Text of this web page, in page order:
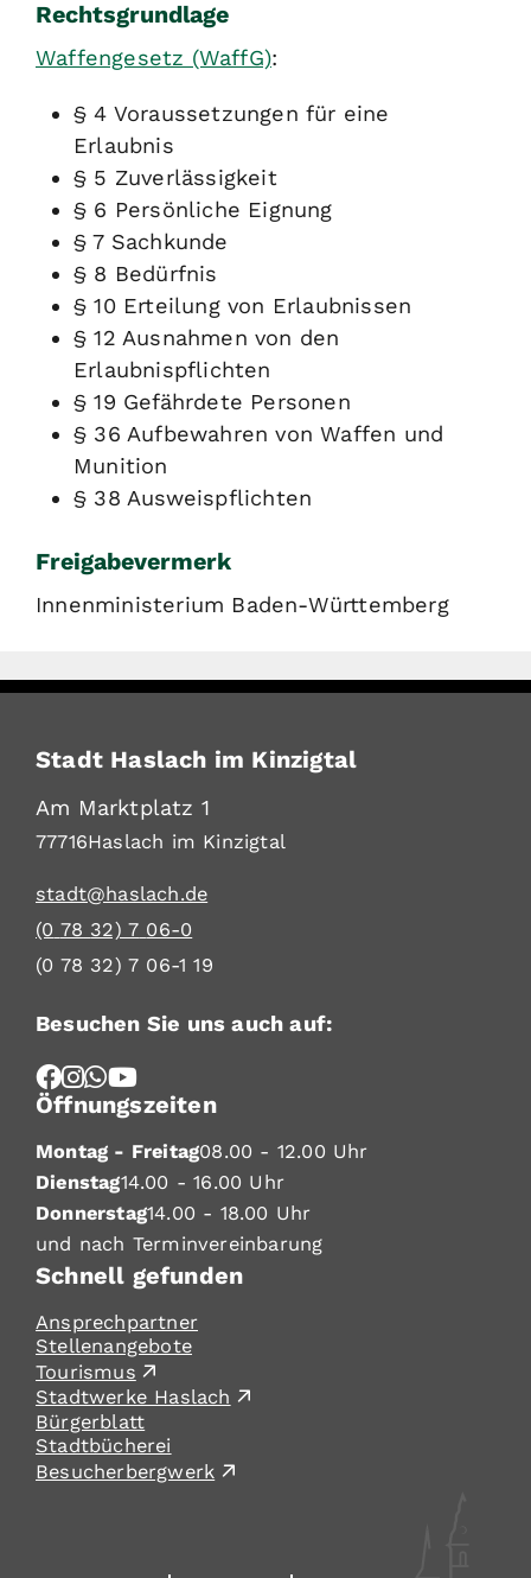
Rechtsgrundlage
Waffengesetz (WaffG):
§ 4 Voraussetzungen für eine
Erlaubnis
§ 5 Zuverlässigkeit
§ 6 Persönliche Eignung
§ 7 Sachkunde
§ 8 Bedürfnis
§ 10 Erteilung von Erlaubnissen
§ 12 Ausnahmen von den
Erlaubnispflichten
§ 19 Gefährdete Personen
§ 36 Aufbewahren von Waffen und
Munition
§ 38 Ausweispflichten
Freigabevermerk
Innenministerium Baden-Württemberg
Stadt Haslach im Kinzigtal
Am Marktplatz 1
77716Haslach im Kinzigtal
stadt@haslach.de
(0 78 32) 7 06-0
(0 78 32) 7 06-1 19
Besuchen Sie uns auch auf:
Öffnungszeiten
Montag - Freitag08.00 - 12.00 Uhr
Dienstag14.00 - 16.00 Uhr
Donnerstag14.00 - 18.00 Uhr
und nach Terminvereinbarung
Schnell gefunden
Ansprechpartner
Stellenangebote
Tourismus
Stadtwerke Haslach
Bürgerblatt
Stadtbücherei
Besucherbergwerk